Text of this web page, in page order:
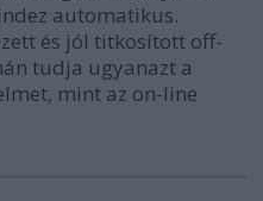
automatikus.
és jól titkosított off-
tudja ugyanazt a
mint az on-line